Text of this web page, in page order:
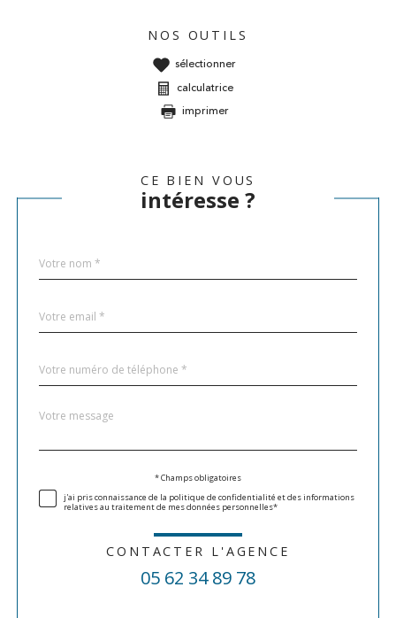
NOS OUTILS
sélectionner
calculatrice
imprimer
CE BIEN VOUS
intéresse ?
par
*
*
*
Fieldset
Message
*
* Champs obligatoires
j'ai pris connaissance de la politique de confidentialité et des informations
relatives au traitement de mes données personnelles*
CONTACTER L'AGENCE
05 62 34 89 78